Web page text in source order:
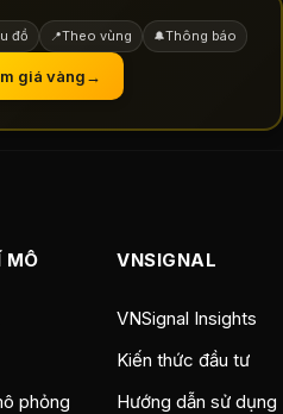
đồ 📍Theo vùng 🔔Thông báo
giá vàng→
MÔ
phỏng
VNSIGNAL
VNSignal Insights
Kiến thức đầu tư
Hướng dẫn sử dụng